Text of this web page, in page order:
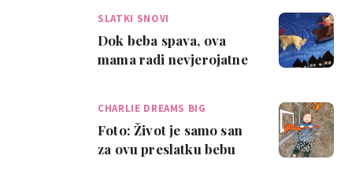
SLATKI SNOVI
Dok beba spava, ova
mama radi nevjerojatne
CHARLIE DREAMS BIG
Foto: Život je samo san
za ovu preslatku bebu